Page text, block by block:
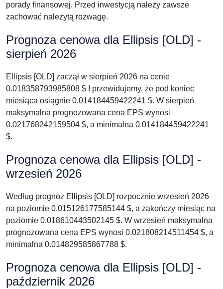
porady finansowej. Przed inwestycją należy zawsze
zachować należytą rozwagę.
Prognoza cenowa dla Ellipsis [OLD] -
sierpień 2026
Ellipsis [OLD] zaczął w sierpień 2026 na cenie
0.018358793985808 $ I przewidujemy, że pod koniec
miesiąca osiągnie 0.014184459422241 $. W sierpień
maksymalna prognozowana cena EPS wynosi
0.021768242159504 $, a minimalna 0.014184459422241
$.
Prognoza cenowa dla Ellipsis [OLD] -
wrzesień 2026
Według prognoz Ellipsis [OLD] rozpocznie wrzesień 2026
na poziomie 0.015126177585144 $, a zakończy miesiąc na
poziomie 0.018610443502145 $. W wrzesień maksymalna
prognozowana cena EPS wynosi 0.021808214511454 $, a
minimalna 0.014829585867788 $.
Prognoza cenowa dla Ellipsis [OLD] -
październik 2026